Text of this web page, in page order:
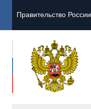
Правительство России